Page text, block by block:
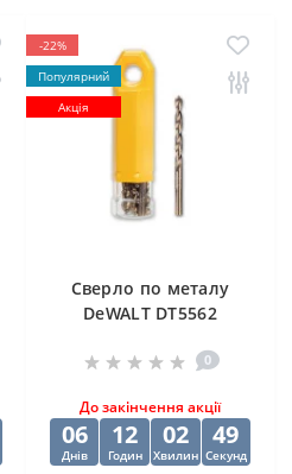
-22%
Популярний
Акція
Cверлo по металу
DeWALT DT5562
(10 шт) 12.5х98х151
0
До закінчення акції
06
Днів
12
Годин
02
Хвилин
49
Секунд